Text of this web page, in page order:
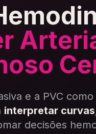
e a PVC
interpretar
decisões